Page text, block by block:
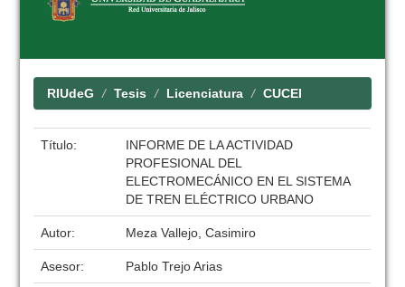
RIUdeG Tesis Licenciatura CUCEI
Título:
INFORME DE LA ACTIVIDAD
PROFESIONAL DEL
ELECTROMECÁNICO EN EL SISTEMA
DE TREN ELÉCTRICO URBANO
Autor: Meza Vallejo, Casimiro
Asesor: Pablo Trejo Arias